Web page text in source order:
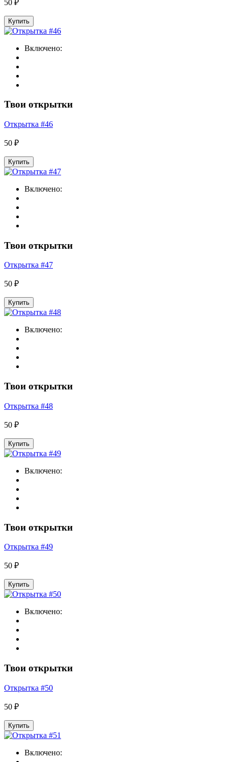
50 ₽
Купить
Включено:
Твои открытки
Открытка #46
50 ₽
Купить
Включено:
Твои открытки
Открытка #47
50 ₽
Купить
Включено:
Твои открытки
Открытка #48
50 ₽
Купить
Включено:
Твои открытки
Открытка #49
50 ₽
Купить
Включено:
Твои открытки
Открытка #50
50 ₽
Купить
Включено: